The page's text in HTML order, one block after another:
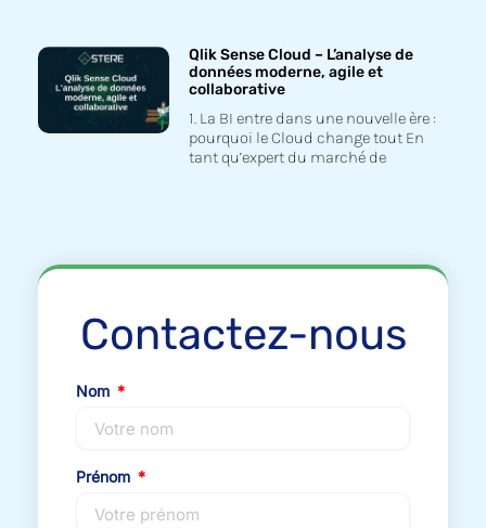
Qlik Sense Cloud – L’analyse de
données moderne, agile et
collaborative
1. La BI entre dans une nouvelle ère :
pourquoi le Cloud change tout En
tant qu’expert du marché de
Contactez-nous
Nom
Prénom